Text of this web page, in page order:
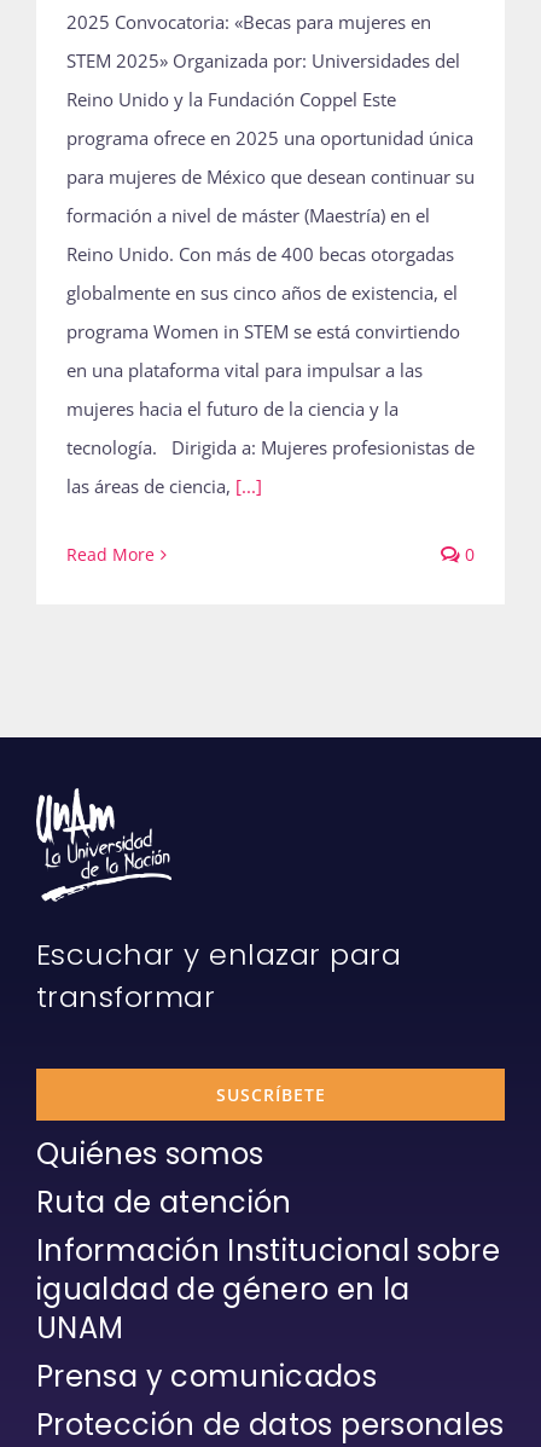
2025 Convocatoria: «Becas para mujeres en
STEM 2025» Organizada por: Universidades del
Reino Unido y la Fundación Coppel Este
programa ofrece en 2025 una oportunidad única
para mujeres de México que desean continuar su
formación a nivel de máster (Maestría) en el
Reino Unido. Con más de 400 becas otorgadas
globalmente en sus cinco años de existencia, el
programa Women in STEM se está convirtiendo
en una plataforma vital para impulsar a las
mujeres hacia el futuro de la ciencia y la
tecnología. Dirigida a: Mujeres profesionistas de
las áreas de ciencia, [...]
Read More 0
Escuchar y enlazar para
transformar
SUSCRÍBETE
Quiénes somos
Ruta de atención
Información Institucional sobre
igualdad de género en la
UNAM
Prensa y comunicados
Protección de datos personales